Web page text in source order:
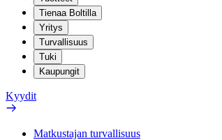
Tienaa Boltilla
Yritys
Turvallisuus
Tuki
Kaupungit
Kyydit
Matkustajan turvallisuus